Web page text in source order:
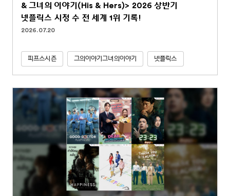
& 그녀의 이야기(His & Hers)> 2026 상반기
넷플릭스 시청 수 전 세계 1위 기록!
2026.07.20
피프스시즌 그의이야기그녀의이야기 넷플릭스